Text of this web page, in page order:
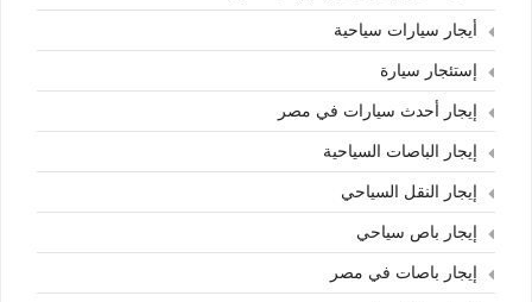
أيجار سيارات سياحية
إستئجار سيارة
إيجار أحدث سيارات في مصر
إيجار الباصات السياحية
إيجار النقل السياحي
إيجار باص سياحي
إيجار باصات في مصر